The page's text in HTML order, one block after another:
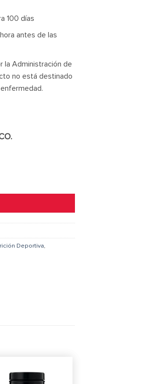
100 días
antes de las
la Administración de
no está destinado
Deportiva,